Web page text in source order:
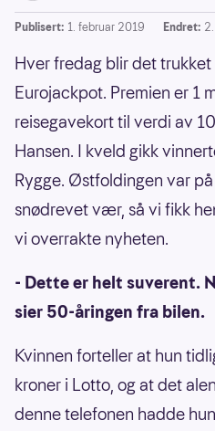
Publisert: 1. februar 2019 Endret:
Hver fredag blir det
Eurojackpot. Premien er 1
reisegavekort til verdi av
Hansen. I kveld gikk
Rygge. Østfoldingen var
snødrevet vær, så vi fikk
vi overrakte nyheten.
- Dette er helt suverent.
sier 50-åringen fra bilen.
Kvinnen forteller at hun
kroner i Lotto, og at det
denne telefonen hadde